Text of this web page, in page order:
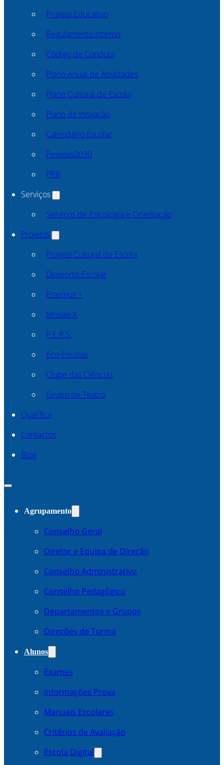
Projeto Educativo
Regulamento Interno
Código de Conduta
Plano Anual de Atividades
Plano Cultural de Escola
Plano de Inovação
Calendário Escolar
Pessoas2030
PRR
Serviços
Serviços de Psicologia e Orientação
Projetos
Projeto Cultural de Escola
Desporto Escolar
Erasmus +
Missão X
P.E.P.S.
Eco-Escolas
Clube das Ciências
Grupo de Teatro
Qualifica
Contactos
Blog
Agrupamento
Conselho Geral
Diretor e Equipa de Direção
Conselho Administrativo
Conselho Pedagógico
Departamentos e Grupos
Direcões de Turma
Alunos
Exames
Informações Prova
Manuais Escolares
Critérios de Avaliação
Escola Digital